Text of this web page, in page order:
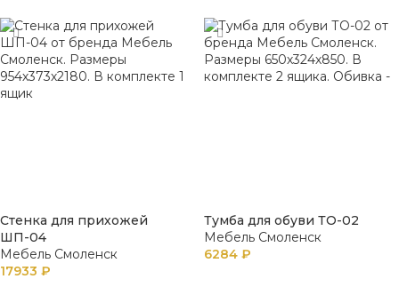
Стенка для прихожей
ШП-04
Мебель Смоленск
17933 ₽
Тумба для обуви ТО-02
Мебель Смоленск
6284 ₽